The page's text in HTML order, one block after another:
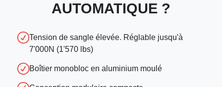
AUTOMATIQUE ?
Tension de sangle élevée. Réglable jusqu'à
7'000N (1'570 lbs)
Boîtier monobloc en aluminium moulé